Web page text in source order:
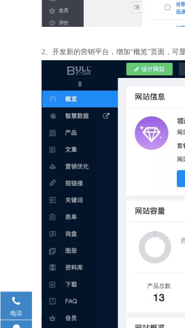
2、开发新的营销平台，增加“概览”页面，可
电话